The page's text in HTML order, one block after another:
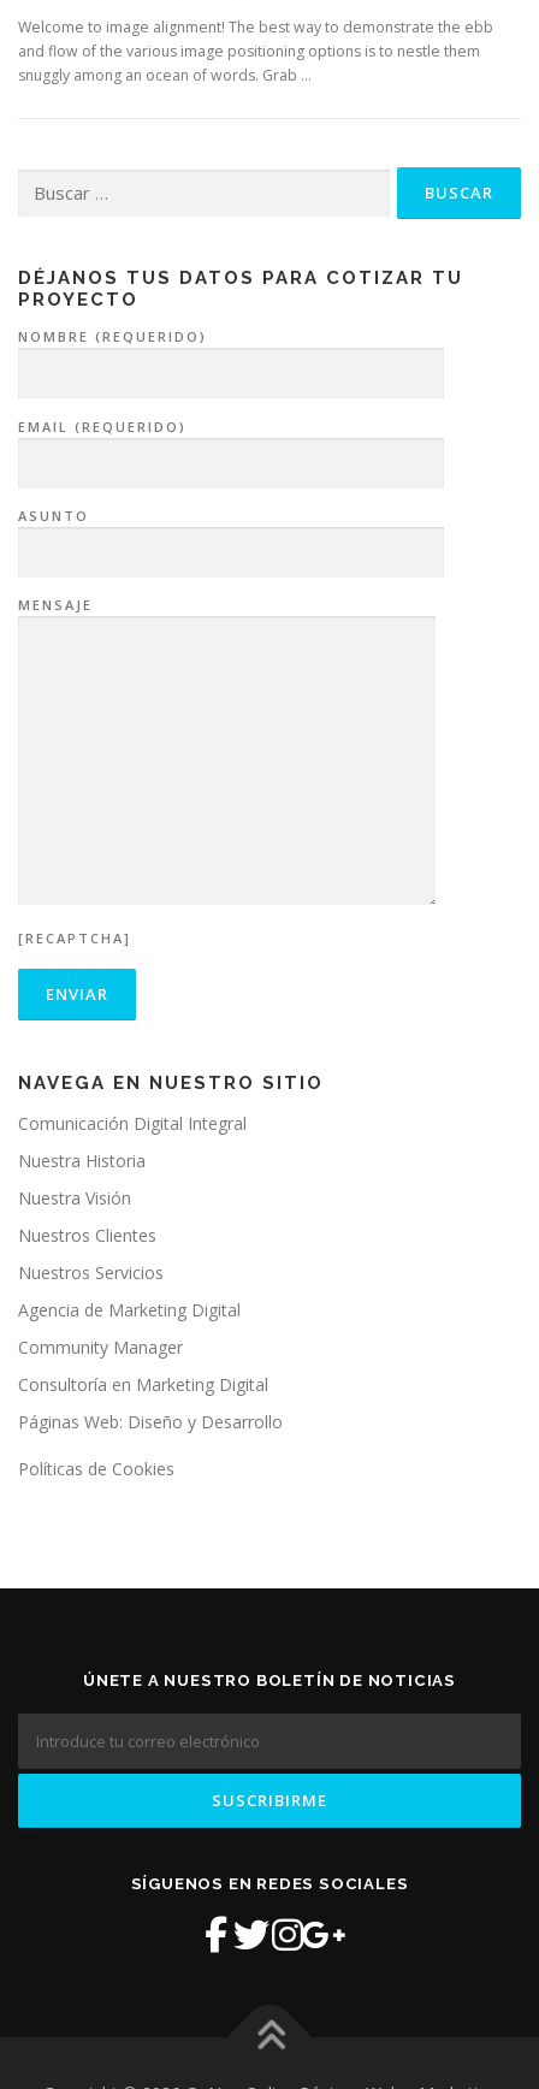
Welcome to image alignment! The best way to demonstrate the ebb
and flow of the various image positioning options is to nestle them
snuggly among an ocean of words. Grab …
DÉJANOS TUS DATOS PARA COTIZAR TU
PROYECTO
NOMBRE (REQUERIDO)
EMAIL (REQUERIDO)
ASUNTO
MENSAJE
[RECAPTCHA]
NAVEGA EN NUESTRO SITIO
Comunicación Digital Integral
Nuestra Historia
Nuestra Visión
Nuestros Clientes
Nuestros Servicios
Agencia de Marketing Digital
Community Manager
Consultoría en Marketing Digital
Páginas Web: Diseño y Desarrollo
Políticas de Cookies
ÚNETE A NUESTRO BOLETÍN DE NOTICIAS
SÍGUENOS EN REDES SOCIALES